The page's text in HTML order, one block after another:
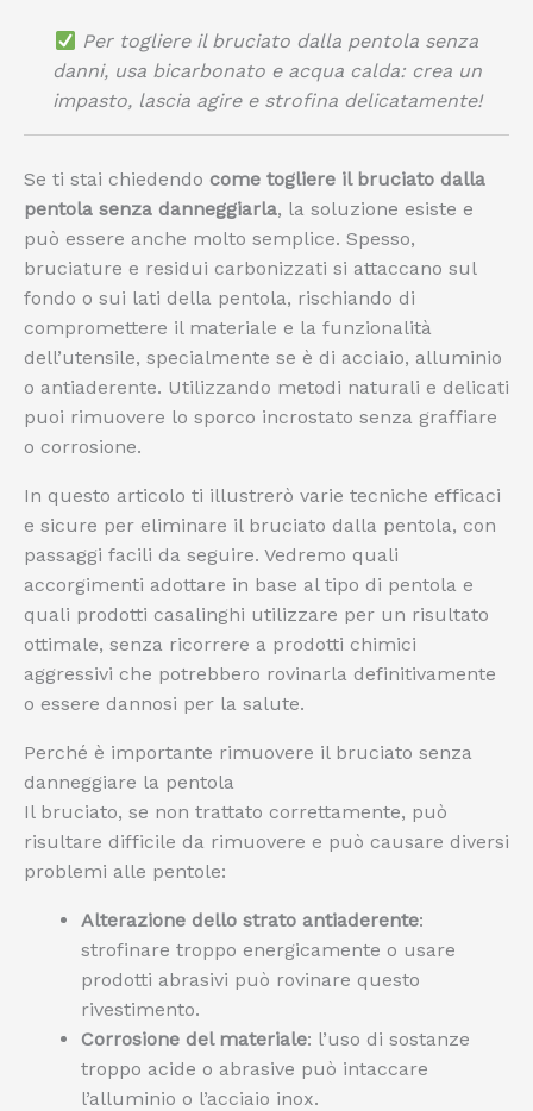
Per togliere il bruciato dalla pentola senza
danni, usa bicarbonato e acqua calda: crea un
impasto, lascia agire e strofina delicatamente!
Se ti stai chiedendo come togliere il bruciato dalla
pentola senza danneggiarla, la soluzione esiste e
può essere anche molto semplice. Spesso,
bruciature e residui carbonizzati si attaccano sul
fondo o sui lati della pentola, rischiando di
compromettere il materiale e la funzionalità
dell’utensile, specialmente se è di acciaio, alluminio
o antiaderente. Utilizzando metodi naturali e delicati
puoi rimuovere lo sporco incrostato senza graffiare
o corrosione.
In questo articolo ti illustrerò varie tecniche efficaci
e sicure per eliminare il bruciato dalla pentola, con
passaggi facili da seguire. Vedremo quali
accorgimenti adottare in base al tipo di pentola e
quali prodotti casalinghi utilizzare per un risultato
ottimale, senza ricorrere a prodotti chimici
aggressivi che potrebbero rovinarla definitivamente
o essere dannosi per la salute.
Perché è importante rimuovere il bruciato senza
danneggiare la pentola
Il bruciato, se non trattato correttamente, può
risultare difficile da rimuovere e può causare diversi
problemi alle pentole:
Alterazione dello strato antiaderente:
strofinare troppo energicamente o usare
prodotti abrasivi può rovinare questo
rivestimento.
Corrosione del materiale: l’uso di sostanze
troppo acide o abrasive può intaccare
l’alluminio o l’acciaio inox.